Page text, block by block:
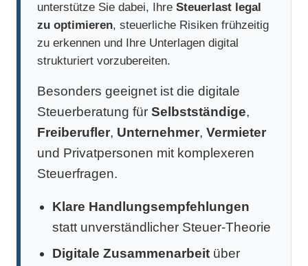
unterstütze Sie dabei, Ihre Steuerlast legal
zu optimieren, steuerliche Risiken frühzeitig
zu erkennen und Ihre Unterlagen digital
strukturiert vorzubereiten.
Besonders geeignet ist die digitale
Steuerberatung für Selbstständige,
Freiberufler, Unternehmer, Vermieter
und Privatpersonen mit komplexeren
Steuerfragen.
Klare Handlungsempfehlungen
statt unverständlicher Steuer-Theorie
Digitale Zusammenarbeit über